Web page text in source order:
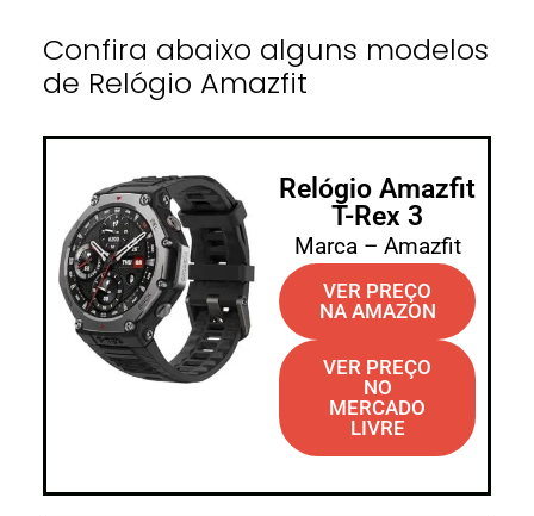
Confira abaixo alguns modelos
de Relógio Amazfit
Relógio Amazfit
T-Rex 3
Marca – Amazfit
VER PREÇO
NA AMAZON
VER PREÇO
NO
MERCADO
LIVRE